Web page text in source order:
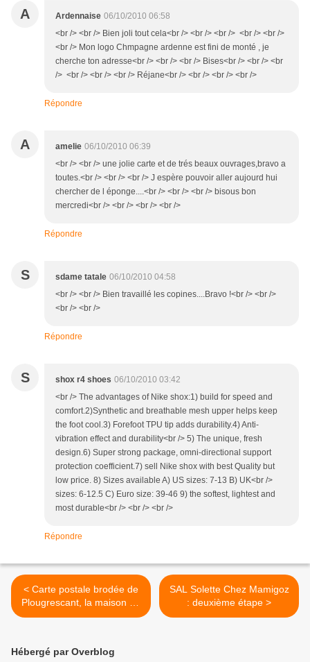
A Ardennaise 06/10/2010 06:58
<br /> <br /> Bien joli tout cela<br /> <br /> <br /> <br /> <br />
<br /> Mon logo Chmpagne ardenne est fini de monté , je
cherche ton adresse<br /> <br /> <br /> Bises<br /> <br /> <br
/> <br /> <br /> <br /> Réjane<br /> <br /> <br /> <br />
Répondre
A amelie 06/10/2010 06:39
<br /> <br /> une jolie carte et de trés beaux ouvrages,bravo a
toutes.<br /> <br /> <br /> J espère pouvoir aller aujourd hui
chercher de l éponge....<br /> <br /> <br /> bisous bon
mercredi<br /> <br /> <br /> <br />
Répondre
S sdame tatale 06/10/2010 04:58
<br /> <br /> Bien travaillé les copines....Bravo !<br /> <br />
<br /> <br />
Répondre
S shox r4 shoes 06/10/2010 03:42
<br /> The advantages of Nike shox:1) build for speed and
comfort.2)Synthetic and breathable mesh upper helps keep
the foot cool.3) Forefoot TPU tip adds durability.4) Anti-
vibration effect and durability<br /> 5) The unique, fresh
design.6) Super strong package, omni-directional support
protection coefficient.7) sell Nike shox with best Quality but
low price. 8) Sizes available A) US sizes: 7-13 B) UK<br />
sizes: 6-12.5 C) Euro size: 39-46 9) the softest, lightest and
most durable<br /> <br /> <br />
Répondre
< Carte postale brodée de
Plougrescant, la maison du
gouffre
SAL Solette Chez Mamigoz
: deuxième étape >
Hébergé par Overblog